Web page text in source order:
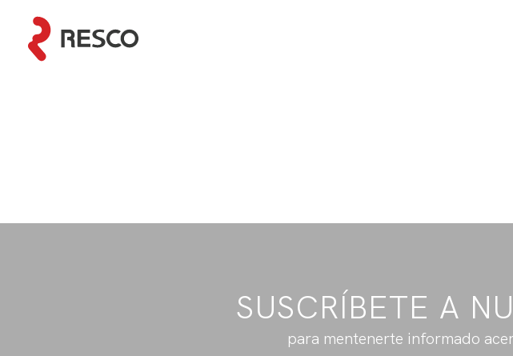
SUSCRÍBETE A
para mentenerte informado